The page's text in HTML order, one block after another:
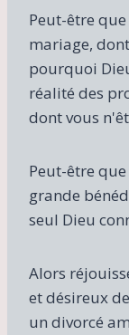
Peut-être
mariage,
pourquoi
réalité des
dont vous
Peut-être
grande
seul Dieu
Alors
et désireux
un divorcé